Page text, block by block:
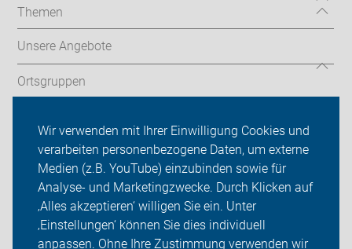
Wir verwenden mit Ihrer Einwilligung Cookies und
verarbeiten personenbezogene Daten, um externe
Medien (z.B. YouTube) einzubinden sowie für
Analyse- und Marketingzwecke. Durch Klicken auf
‚Alles akzeptieren‘ willigen Sie ein. Unter
‚Einstellungen‘ können Sie dies individuell
anpassen. Ohne Ihre Zustimmung verwenden wir
Themen
Unsere Angebote
Ortsgruppen
Willkommen - Neu bei uns?
Über uns
Sei dabei